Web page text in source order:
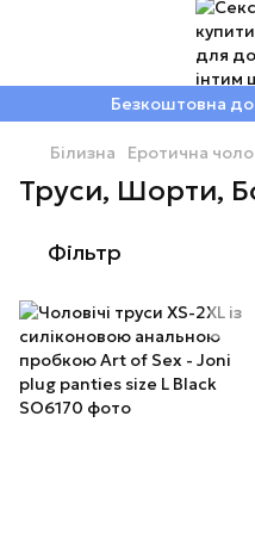
Безкоштовна
Білизна Еротична
Труси, Шорти,
Фільтр